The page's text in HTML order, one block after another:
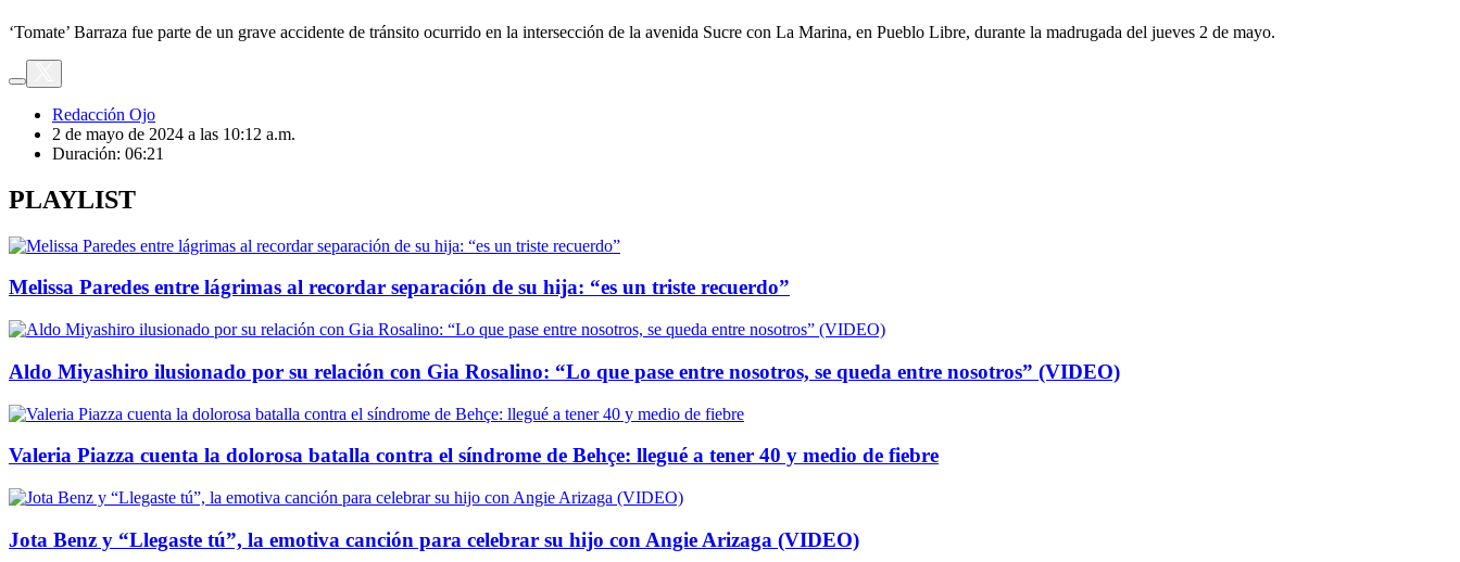
‘Tomate’ Barraza fue parte de un grave accidente de tránsito ocurrido en la intersección de la avenida Sucre con La Marina, en Pueblo Libre, durante la madrugada del jueves 2 de mayo.
Redacción Ojo
2 de mayo de 2024 a las 10:12 a.m.
Duración: 06:21
PLAYLIST
Melissa Paredes entre lágrimas al recordar separación de su hija: “es un triste recuerdo”
Aldo Miyashiro ilusionado por su relación con Gia Rosalino: “Lo que pase entre nosotros, se queda entre nosotros” (VIDEO)
Valeria Piazza cuenta la dolorosa batalla contra el síndrome de Behçe: llegué a tener 40 y medio de fiebre
Jota Benz y “Llegaste tú”, la emotiva canción para celebrar su hijo con Angie Arizaga (VIDEO)